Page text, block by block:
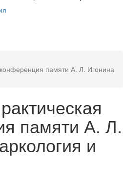
памяти А. Л. Игонина
памяти А. Л.
и